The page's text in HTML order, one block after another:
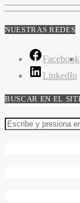
NUESTRAS REDES
Facebook
LinkedIn
BUSCAR EN EL